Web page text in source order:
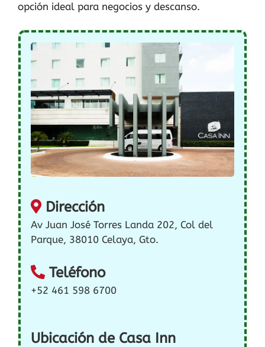
opción ideal para negocios y descanso.
Dirección
Av Juan José Torres Landa 202, Col del
Parque, 38010 Celaya, Gto.
Teléfono
+52 461 598 6700
Ubicación de Casa Inn